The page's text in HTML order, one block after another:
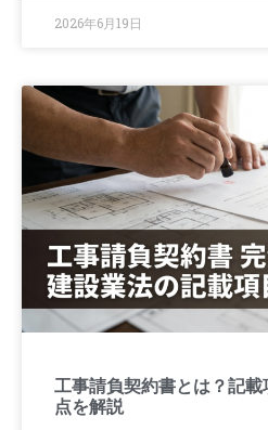
2026年6月19日
工事請負契約書とは？記
点を解説